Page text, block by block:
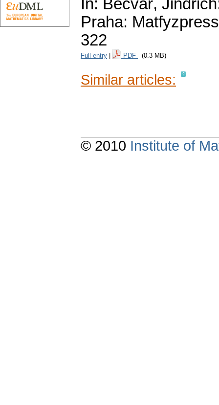
In: Bečvář,
Praha:
322
Full entry PDF (0.3 MB)
Similar articles:
© 2010 Institute of